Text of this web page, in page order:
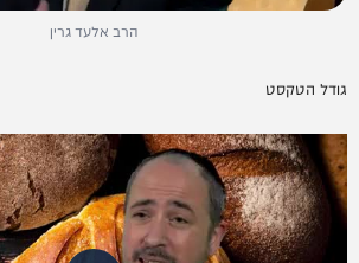
הרב אלעד גרין
גודל הטקסט